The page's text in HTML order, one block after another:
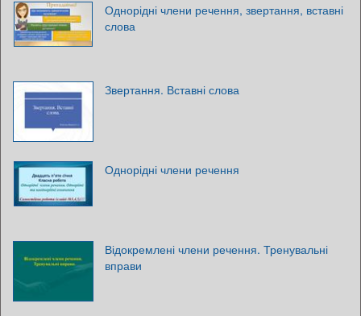
Однорідні члени речення, звертання, вставні
слова
Звертання. Вставні слова
Однорідні члени речення
Відокремлені члени речення. Тренувальні
вправи